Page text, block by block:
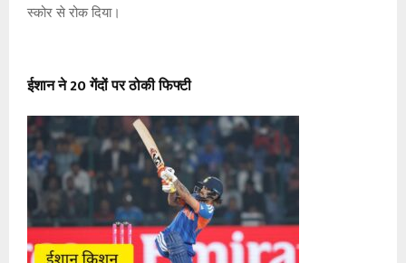
स्कोर से रोक दिया।
ईशान ने 20 गेंदों पर ठोकी फिफ्टी